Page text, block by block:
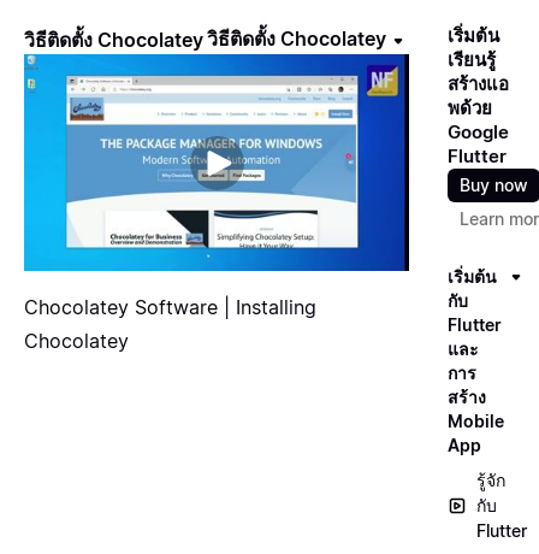
วิธีติดตั้ง Chocolateyวิธีติดตั้ง Chocolatey
Chocolatey Software | Installing
Chocolatey
เริ่มต้น
เรียนรู้
สร้างแอ
พด้วย
Google
Flutter
Buy now
Learn
เริ่มต้น
กับ
Flutter
และ
การ
สร้าง
Mobile
App
รู้จัก
กับ
Flutter